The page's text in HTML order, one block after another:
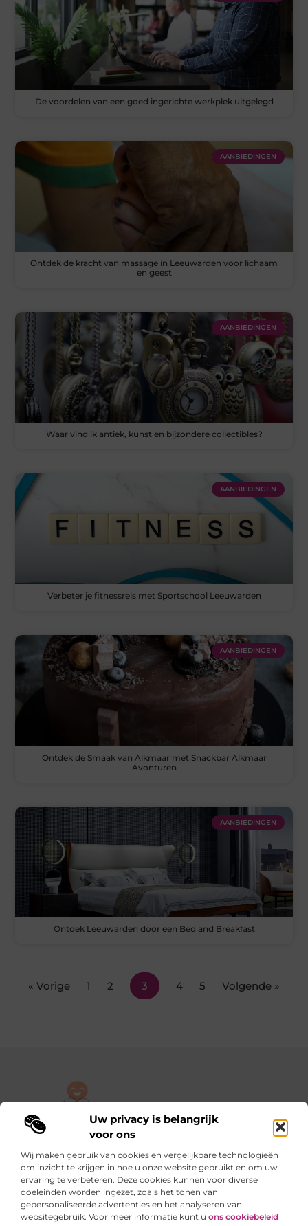
Uw privacy is belangrijk
voor ons
Wij maken gebruik van cookies en vergelijkbare technologieën
om inzicht te krijgen in hoe u onze website gebruikt en om uw
ervaring te verbeteren. Deze cookies kunnen voor diverse
doeleinden worden ingezet, zoals het tonen van
gepersonaliseerde advertenties en het analyseren van
websitegebruik. Voor meer informatie kunt u ons cookiebeleid
De voordelen van een goed ingerichte werkplek uitgelegd
AANBIEDINGEN
Ontdek de kracht van massage in Leeuwarden voor lichaam
en geest
AANBIEDINGEN
Waar vind ik antiek, kunst en bijzondere collectibles?
AANBIEDINGEN
Verbeter je fitnessreis met Sportschool Leeuwarden
AANBIEDINGEN
Ontdek de Smaak van Alkmaar met Snackbar Alkmaar
Avonturen
AANBIEDINGEN
Ontdek Leeuwarden door een Bed and Breakfast
« Vorige 1 2 3 4 5 Volgende »
De plek om jouw verhaal te delen, gratis en eenvoudig.
Verken een rijke verzameling blogs en artikelen die alles uit het
dagelijks leven behandelen, van persoonlijke verhalen tot
praktische tips.
Onze informatie